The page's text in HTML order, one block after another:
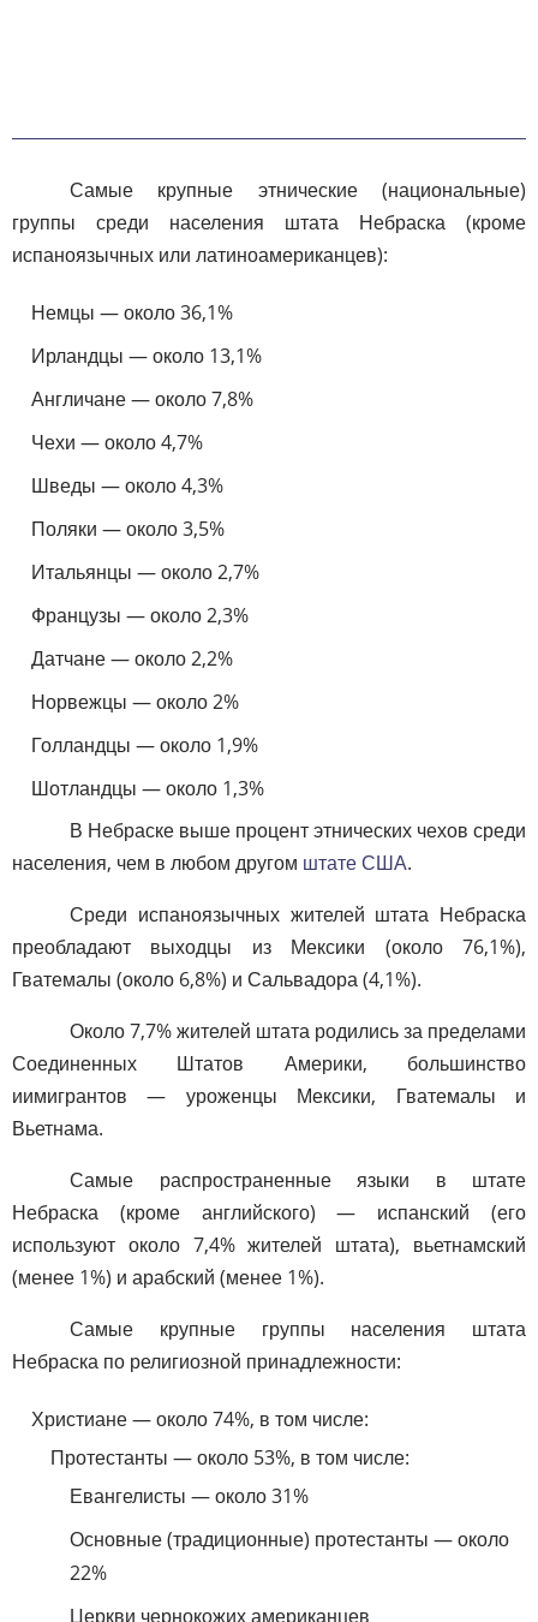
Самые крупные этнические (национальные)
группы среди населения штата Небраска (кроме
испаноязычных или латиноамериканцев):
Немцы — около 36,1%
Ирландцы — около 13,1%
Англичане — около 7,8%
Чехи — около 4,7%
Шведы — около 4,3%
Поляки — около 3,5%
Итальянцы — около 2,7%
Французы — около 2,3%
Датчане — около 2,2%
Норвежцы — около 2%
Голландцы — около 1,9%
Шотландцы — около 1,3%
В Небраске выше процент этнических чехов среди
населения, чем в любом другом штате США.
Среди испаноязычных жителей штата Небраска
преобладают выходцы из Мексики (около 76,1%),
Гватемалы (около 6,8%) и Сальвадора (4,1%).
Около 7,7% жителей штата родились за пределами
Соединенных Штатов Америки, большинство
иимигрантов — уроженцы Мексики, Гватемалы и
Вьетнама.
Самые распространенные языки в штате
Небраска (кроме английского) — испанский (его
используют около 7,4% жителей штата), вьетнамский
(менее 1%) и арабский (менее 1%).
Самые крупные группы населения штата
Небраска по религиозной принадлежности:
Христиане — около 74%, в том числе:
Протестанты — около 53%, в том числе:
Евангелисты — около 31%
Основные (традиционные) протестанты — около
22%
Церкви чернокожих американцев